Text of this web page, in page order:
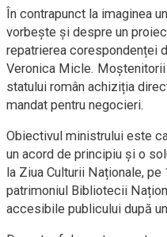
În contrapunct la imaginea
vorbește și despre un
repatrierea corespondenței
Veronica Micle.
statului român achiziția
mandat pentru negocieri.
Obiectivul ministrului este
un acord de principiu și o
la Ziua Culturii Naționale,
patrimoniul Bibliotecii
accesibile publicului după